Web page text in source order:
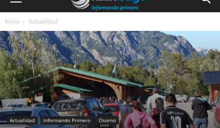
Inicio Actualidad
Actualidad Informando Primero Osorno